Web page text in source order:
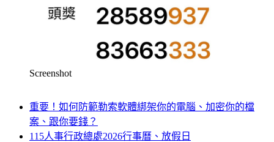
Screenshot
重要！如何防範勒索軟體綁架你的電腦、加密你的檔
案、跟你要錢？
115人事行政總處2026行事曆、放假日